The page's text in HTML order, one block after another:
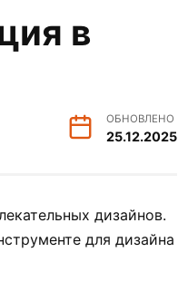
в
ОБНОВЛЕНО
25.12.2025
дизайнов.
для дизайна